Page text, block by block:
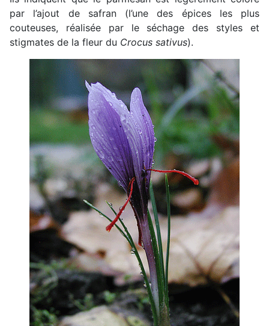
par l’ajout de safran (l’une des épices les plus
couteuses, réalisée par le séchage des styles et
stigmates de la fleur du Crocus sativus).